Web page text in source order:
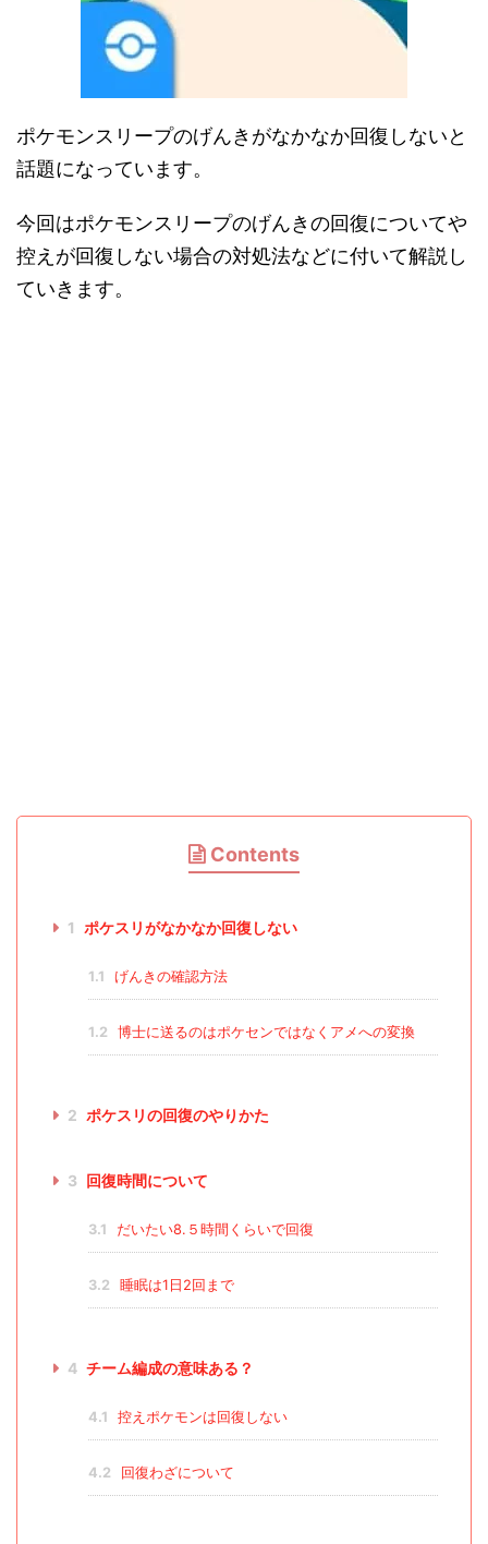
ポケモンスリープのげんきがなかなか回復しないと
話題になっています。
今回はポケモンスリープのげんきの回復についてや
控えが回復しない場合の対処法などに付いて解説し
ていきます。
Contents
1 ポケスリがなかなか回復しない
1.1 げんきの確認方法
1.2 博士に送るのはポケセンではなくアメへの変換
2 ポケスリの回復のやりかた
3 回復時間について
3.1 だいたい8.５時間くらいで回復
3.2 睡眠は1日2回まで
4 チーム編成の意味ある？
4.1 控えポケモンは回復しない
4.2 回復わざについて